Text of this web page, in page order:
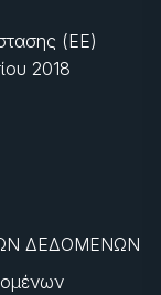
(ΕΕ)
2018
ΔΕΔΟΜΕΝΩΝ